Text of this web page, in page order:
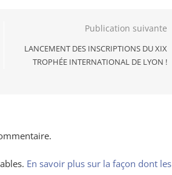
Publication suivante
LANCEMENT DES INSCRIPTIONS DU XIX
TROPHÉE INTERNATIONAL DE LYON !
En savoir plus sur la façon dont les